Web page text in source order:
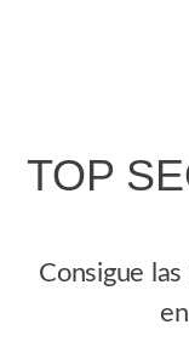
TOP
Consigue